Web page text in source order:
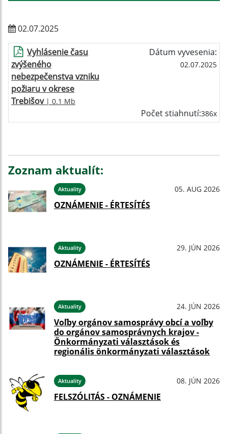
02.07.2025
Vyhlásenie času
zvýšeného
nebezpečenstva vzniku
požiaru v okrese
Trebišov| 0.1 Mb
Dátum vyvesenia:
02.07.2025
Počet stiahnutí:386x
Zoznam aktualít:
Aktuality 05. AUG 2026
OZNÁMENIE - ÉRTESÍTÉS
Aktuality 29. JÚN 2026
OZNÁMENIE - ÉRTESÍTÉS
Aktuality 24. JÚN 2026
Voľby orgánov samosprávy obcí a voľby
do orgánov samosprávnych krajov -
Önkormányzati választások és
regionális önkormányzati választások
Aktuality 08. JÚN 2026
FELSZÓLITÁS - OZNÁMENIE